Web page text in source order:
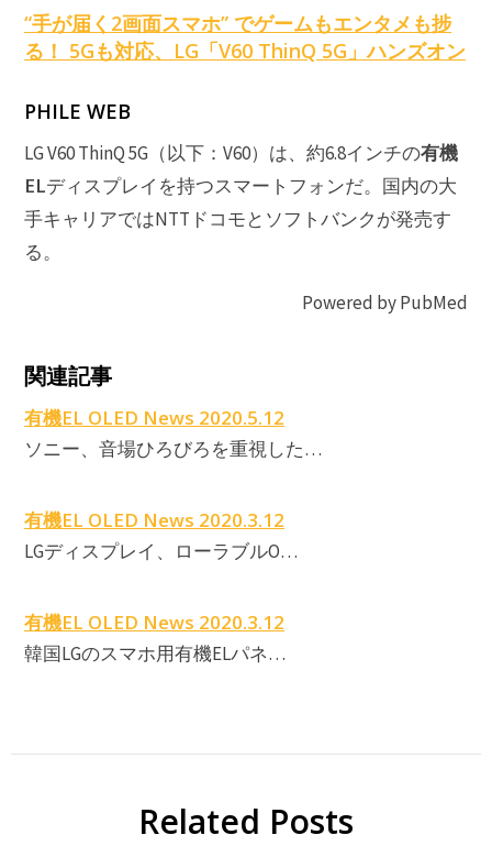
“手が届く2画面スマホ” でゲームもエンタメも捗
る！ 5Gも対応、LG「V60 ThinQ 5G」ハンズオン
PHILE WEB
LG V60 ThinQ 5G（以下：V60）は、約6.8インチの有機
ELディスプレイを持つスマートフォンだ。国内の大
手キャリアではNTTドコモとソフトバンクが発売す
る。
Powered by PubMed
関連記事
有機EL OLED News 2020.5.12
ソニー、音場ひろびろを重視した…
有機EL OLED News 2020.3.12
LGディスプレイ、ローラブルO…
有機EL OLED News 2020.3.12
韓国LGのスマホ用有機ELパネ…
Related Posts